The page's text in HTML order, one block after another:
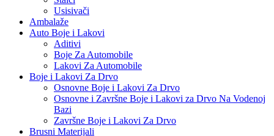
Usisivači
Ambalaže
Auto Boje i Lakovi
Aditivi
Boje Za Automobile
Lakovi Za Automobile
Boje i Lakovi Za Drvo
Osnovne Boje i Lakovi Za Drvo
Osnovne i Završne Boje i Lakovi za Drvo Na Vodenoj
Bazi
Završne Boje i Lakovi Za Drvo
Brusni Materijali